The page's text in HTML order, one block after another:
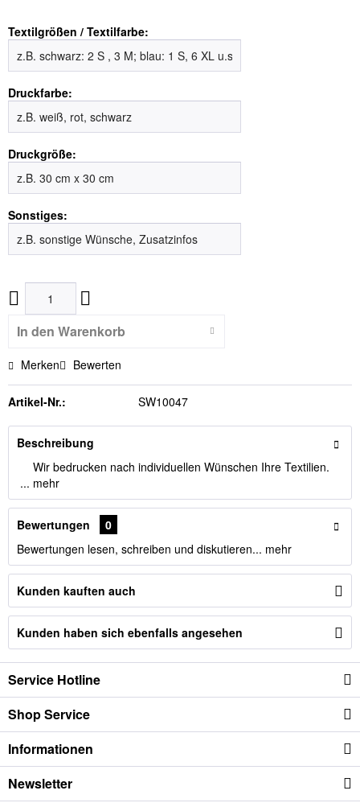
Textilgrößen / Textilfarbe:
Druckfarbe:
Druckgröße:
Sonstiges:
In den Warenkorb
Merken Bewerten
Artikel-Nr.: SW10047
Beschreibung
Wir bedrucken nach individuellen Wünschen Ihre Textilien.
... mehr
Bewertungen
0
Bewertungen lesen, schreiben und diskutieren... mehr
Kunden kauften auch
Kunden haben sich ebenfalls angesehen
Service Hotline
Shop Service
Informationen
Newsletter